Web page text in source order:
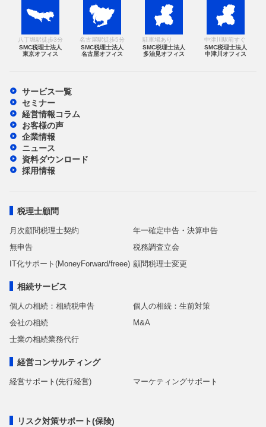
八丁堀駅徒歩3分
SMC税理士法人
東京オフィス
名古屋駅徒歩5分
SMC税理士法人
名古屋オフィス
駐車場あり
SMC税理士法人
多治見オフィス
中津川駅前すぐ
SMC税理士法人
中津川オフィス
サービス一覧
セミナー
経営情報コラム
お客様の声
企業情報
ニュース
資料ダウンロード
採用情報
税理士顧問
月次顧問税理士契約
年一確定申告・決算申告
無申告
税務調査立会
IT化サポート(MoneyForward/freee) 顧問税理士変更
相続サービス
個人の相続：相続税申告
個人の相続：生前対策
会社の相続
M&A
士業の相続業務代行
経営コンサルティング
経営サポート(先行経営) マーケティングサポート
リスク対策サポート(保険)